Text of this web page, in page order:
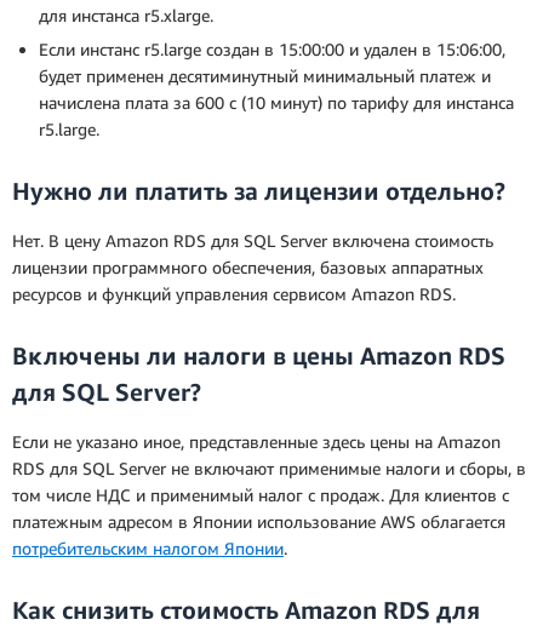
для инстанса r5.xlarge.
Если инстанс r5.large создан в 15:00:00 и удален в 15:06:00,
будет применен десятиминутный минимальный платеж и
начислена плата за 600 с (10 минут) по тарифу для инстанса
r5.large.
Нужно ли платить за лицензии отдельно?
Нет. В цену Amazon RDS для SQL Server включена стоимость
лицензии программного обеспечения, базовых аппаратных
ресурсов и функций управления сервисом Amazon RDS.
Включены ли налоги в цены Amazon RDS
для SQL Server?
Если не указано иное, представленные здесь цены на Amazon
RDS для SQL Server не включают применимые налоги и сборы, в
том числе НДС и применимый налог с продаж. Для клиентов с
платежным адресом в Японии использование AWS облагается
потребительским налогом Японии.
Как снизить стоимость Amazon RDS для